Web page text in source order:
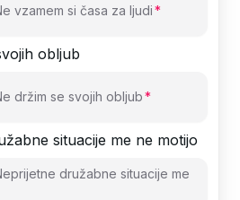
vzamem si časa za ljudi
obljub
držim se svojih obljub
situacije me ne motijo
družabne situacije me